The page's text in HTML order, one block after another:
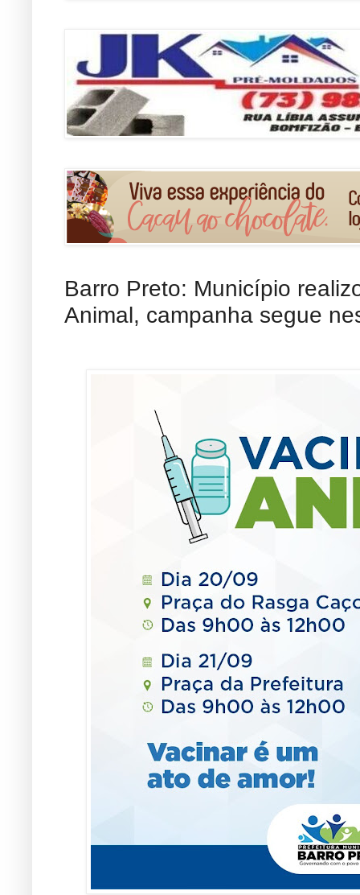
Barro Preto: Município
Animal, campanha segue